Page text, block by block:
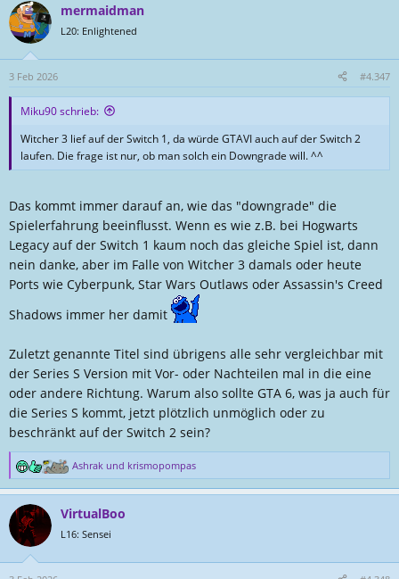
k
t
i
o
n
mermaidman
L20: Enlightened
3 Feb 2026 #4.347
Miku90 schrieb:
Witcher 3 lief auf der Switch 1, da würde GTAVI auch auf der Switch 2
laufen. Die frage ist nur, ob man solch ein Downgrade will. ^^
Das kommt immer darauf an, wie das "downgrade" die
Spielerfahrung beeinflusst. Wenn es wie z.B. bei Hogwarts
Legacy auf der Switch 1 kaum noch das gleiche Spiel ist, dann
nein danke, aber im Falle von Witcher 3 damals oder heute
Ports wie Cyberpunk, Star Wars Outlaws oder Assassin's Creed
Shadows immer her damit
Zuletzt genannte Titel sind übrigens alle sehr vergleichbar mit
der Series S Version mit Vor- oder Nachteilen mal in die eine
oder andere Richtung. Warum also sollte GTA 6, was ja auch für
die Series S kommt, jetzt plötzlich unmöglich oder zu
beschränkt auf der Switch 2 sein?
R
e
k
i
o
Ashrak und krismopompas
VirtualBoo
L16: Sensei